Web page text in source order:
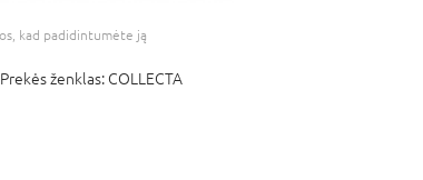
kad padidintumėte ją
Prekės ženklas: COLLECTA